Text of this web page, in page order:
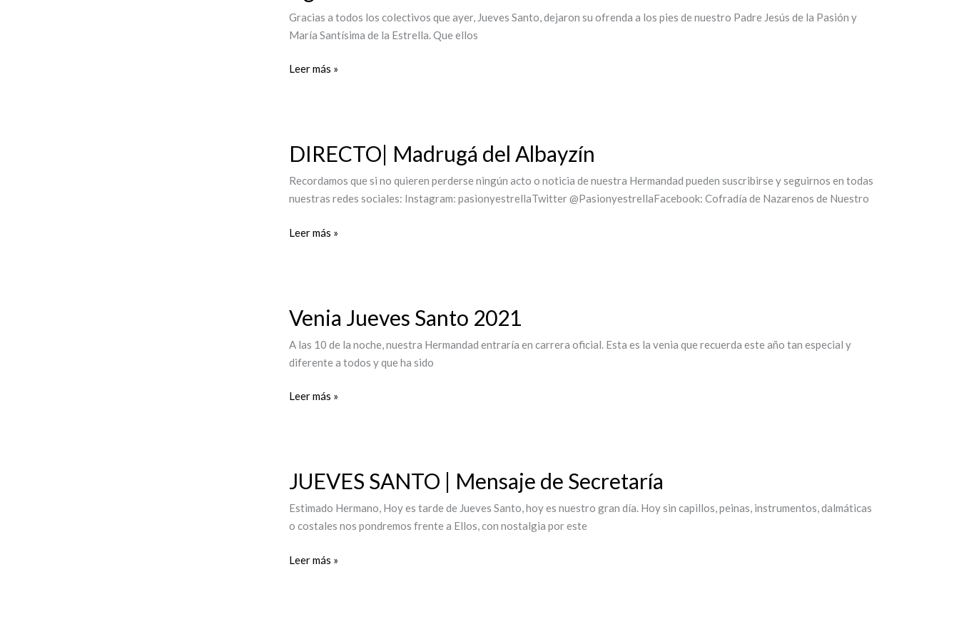
Gracias a todos los colectivos que ayer, Jueves Santo, dejaron su ofrenda a los pies de nuestro Padre Jesús de la Pasión y
María Santísima de la Estrella. Que ellos
Santo
Leer más »
DIRECTO| Madrugá del Albayzín
Recordamos que si no quieren perderse ningún acto o noticia de nuestra Hermandad pueden suscribirse y seguirnos en todas
nuestras redes sociales: Instagram: pasionyestrellaTwitter @PasionyestrellaFacebook: Cofradía de Nazarenos de Nuestro
Madrugá
Albayzín
Leer más »
Venia Jueves Santo 2021
A las 10 de la noche, nuestra Hermandad entraría en carrera oficial. Esta es la venia que recuerda este año tan especial y
diferente a todos y que ha sido
Jueves
2021
Leer más »
JUEVES SANTO | Mensaje de Secretaría
Estimado Hermano, Hoy es tarde de Jueves Santo, hoy es nuestro gran día. Hoy sin capillos, peinas, instrumentos, dalmáticas
o costales nos pondremos frente a Ellos, con nostalgia por este
SANTO
Mensaje
de
Leer más »